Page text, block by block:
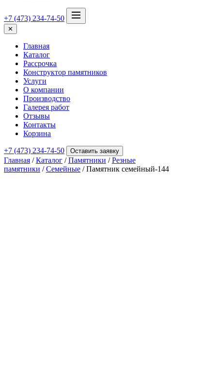
+7 (473) 234-74-50
✕
Главная
Каталог
Рассрочка
Конструктор памятников
Услуги
О компании
Производство
Галерея работ
Отзывы
Контакты
Корзина
+7 (473) 234-74-50 Оставить заявку
Главная /Каталог /Памятники /Резные
памятники /Семейные / Памятник семейный-144